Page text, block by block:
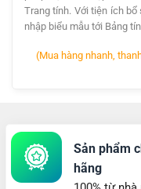
Trang tính. Với tiện ích
nhập biểu mẫu tới Bảng
(Mua hàng nhanh,
Sản phẩm
hãng